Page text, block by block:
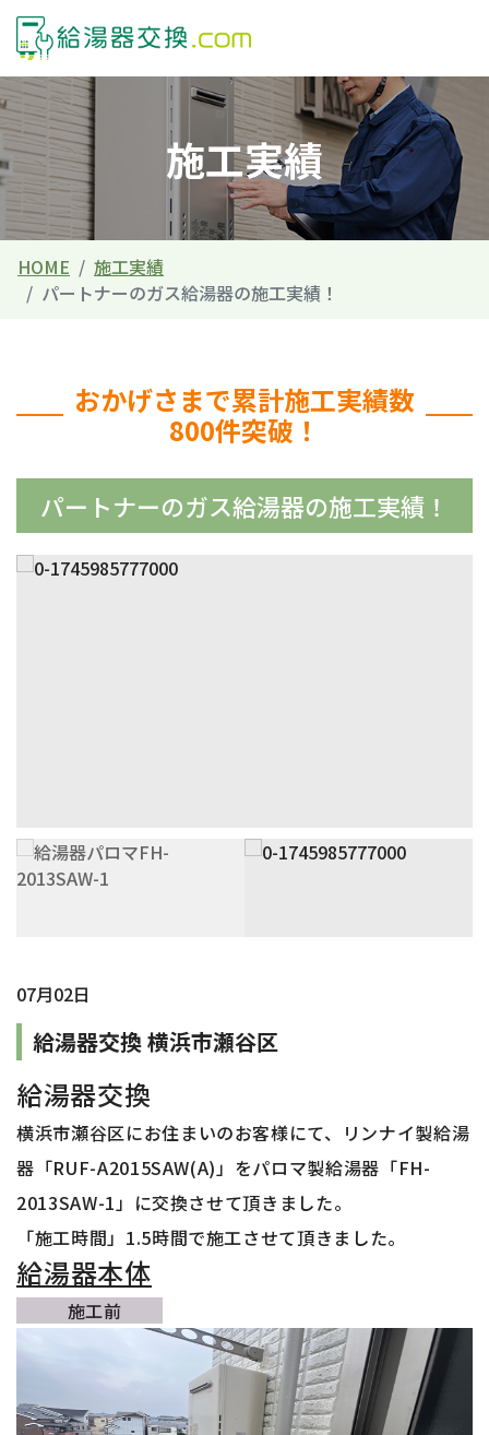
施工実績
HOME
施工実績
パートナーのガス給湯器の施工実績！
おかげさまで累計施工実績数
800件突破！
パートナーのガス給湯器の施工実績！
07月02日
給湯器交換 横浜市瀬谷区
給湯器交換
横浜市瀬谷区にお住まいのお客様にて、リンナイ製給湯
器「RUF-A2015SAW(A)」をパロマ製給湯器「FH-
2013SAW-1」に交換させて頂きました。
「施工時間」1.5時間で施工させて頂きました。
給湯器本体
施工前